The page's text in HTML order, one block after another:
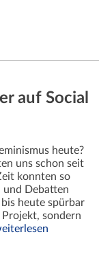
auf Social
heute?
uns schon seit
konnten so
und Debatten
heute spürbar
sondern